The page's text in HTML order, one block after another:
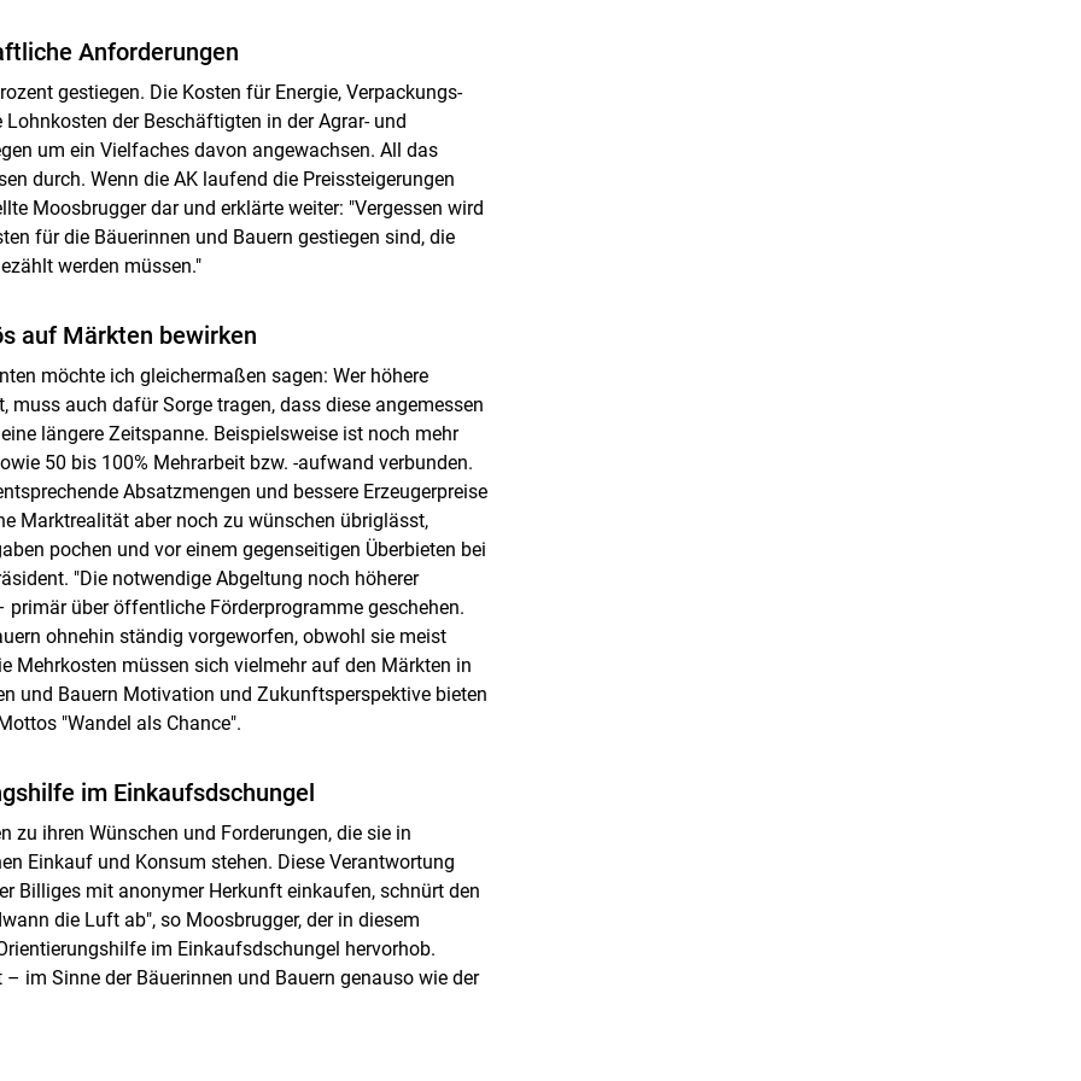
Anforderungen
gestiegen. Die Kosten für Energie, Verpackungs-
der Beschäftigten in der Agrar- und
um ein Vielfaches davon angewachsen. All das
durch. Wenn die AK laufend die Preissteigerungen
Moosbrugger dar und erklärte weiter: "Vergessen wird
für die Bäuerinnen und Bauern gestiegen sind, die
werden müssen."
auf Märkten bewirken
möchte ich gleichermaßen sagen: Wer höhere
auch dafür Sorge tragen, dass diese angemessen
längere Zeitspanne. Beispielsweise ist noch mehr
50 bis 100% Mehrarbeit bzw. -aufwand verbunden.
Absatzmengen und bessere Erzeugerpreise
Marktrealität aber noch zu wünschen übriglässt,
pochen und vor einem gegenseitigen Überbieten bei
"Die notwendige Abgeltung noch höherer
über öffentliche Förderprogramme geschehen.
ohnehin ständig vorgeworfen, obwohl sie meist
Mehrkosten müssen sich vielmehr auf den Märkten in
und Bauern Motivation und Zukunftsperspektive bieten
"Wandel als Chance".
im Einkaufsdschungel
ihren Wünschen und Forderungen, die sie in
Einkauf und Konsum stehen. Diese Verantwortung
Billiges mit anonymer Herkunft einkaufen, schnürt den
die Luft ab", so Moosbrugger, der in diesem
im Einkaufsdschungel hervorhob.
im Sinne der Bäuerinnen und Bauern genauso wie der